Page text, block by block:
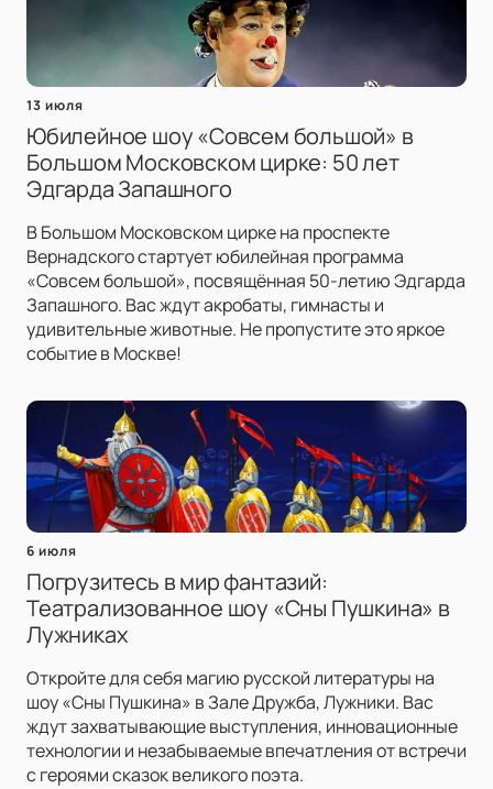
13 июля
Юбилейное шоу «Совсем большой» в
Большом Московском цирке: 50 лет
Эдгарда Запашного
В Большом Московском цирке на проспекте
Вернадского стартует юбилейная программа
«Совсем большой», посвящённая 50-летию Эдгарда
Запашного. Вас ждут акробаты, гимнасты и
удивительные животные. Не пропустите это яркое
событие в Москве!
6 июля
Погрузитесь в мир фантазий:
Театрализованное шоу «Сны Пушкина» в
Лужниках
Откройте для себя магию русской литературы на
шоу «Сны Пушкина» в Зале Дружба, Лужники. Вас
ждут захватывающие выступления, инновационные
технологии и незабываемые впечатления от встречи
с героями сказок великого поэта.